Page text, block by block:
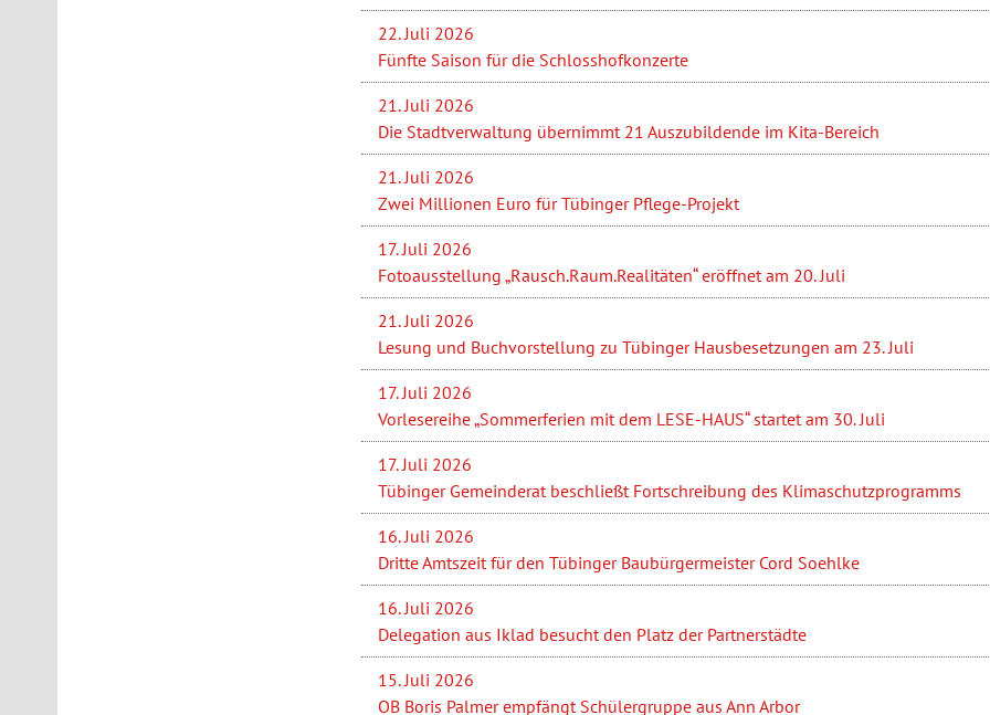
22. Juli 2026
Fünfte Saison für die Schlosshofkonzerte
21. Juli 2026
Die Stadtverwaltung übernimmt 21 Auszubildende im Kita-Bereich
21. Juli 2026
Zwei Millionen Euro für Tübinger Pflege-Projekt
17. Juli 2026
Fotoausstellung „Rausch.Raum.Realitäten“ eröffnet am 20. Juli
21. Juli 2026
Lesung und Buchvorstellung zu Tübinger Hausbesetzungen am 23. Juli
17. Juli 2026
Vorlesereihe „Sommerferien mit dem LESE-HAUS“ startet am 30. Juli
17. Juli 2026
Tübinger Gemeinderat beschließt Fortschreibung des Klimaschutzprogramms
16. Juli 2026
Dritte Amtszeit für den Tübinger Baubürgermeister Cord Soehlke
16. Juli 2026
Delegation aus Iklad besucht den Platz der Partnerstädte
15. Juli 2026
OB Boris Palmer empfängt Schülergruppe aus Ann Arbor